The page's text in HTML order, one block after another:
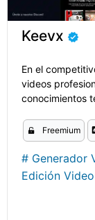
Keevx
En el
videos
conocimientos
Freemium
# Generador
Edición Video